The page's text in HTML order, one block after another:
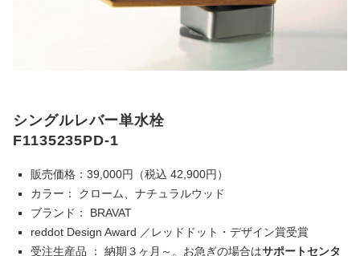
シングルレバー単水栓
F1135235PD-1
販売価格：39,000円（税込 42,900円）
カラー： クローム、ナチュラルウッド
ブランド： BRAVAT
reddot Design Award ／レッドドット・デザイン賞受賞
受注生産品 ： 納期３ヶ月～。お急ぎの場合はサポートセンタ